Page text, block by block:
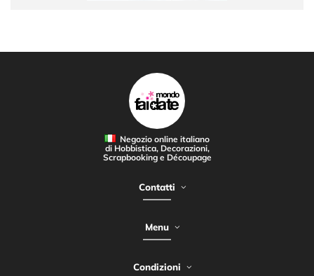
Negozio online italiano
di Hobbistica, Decorazioni,
Scrapbooking e Découpage
Contatti
Menu
Condizioni